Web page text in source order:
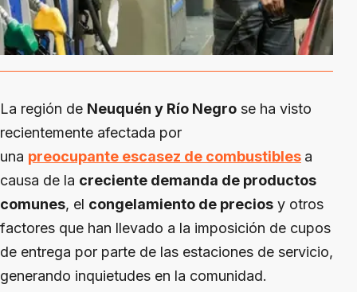
La región de Neuquén y Río Negro se ha visto
recientemente afectada por
una preocupante escasez de combustibles a
causa de la creciente demanda de productos
comunes, el congelamiento de precios y otros
factores que han llevado a la imposición de cupos
de entrega por parte de las estaciones de servicio,
generando inquietudes en la comunidad.